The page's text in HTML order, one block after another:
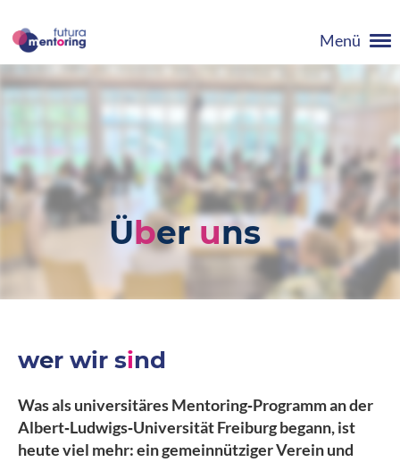
Menü
Über uns
wer wir sind
Was als universitäres Mentoring‑Programm an der
Albert‑Ludwigs‑Universität Freiburg begann, ist
heute viel mehr: ein gemeinnütziger Verein und